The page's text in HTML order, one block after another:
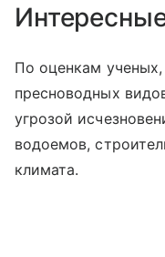
По оценкам
пресноводных
угрозой
водоемов,
климата.